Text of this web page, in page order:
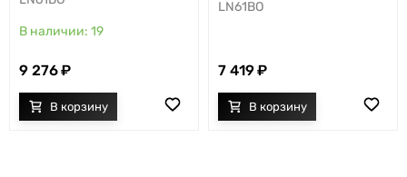
19
9 276
LN61BO
7 419